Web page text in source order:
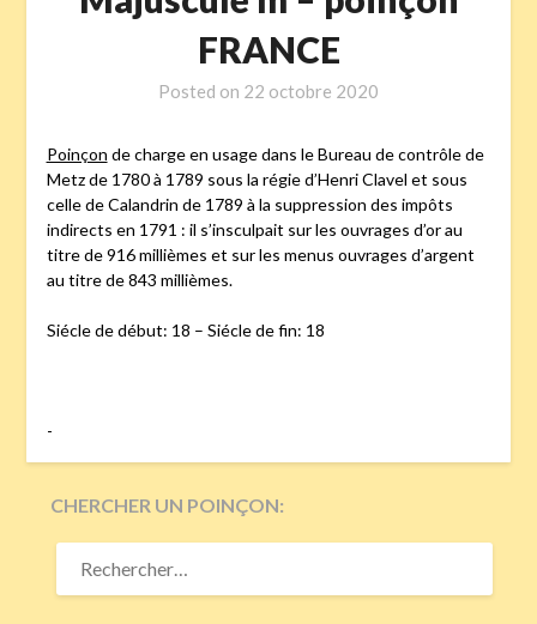
FRANCE
Posted on 22 octobre 2020
Poinçon de charge en usage dans le Bureau de contrôle de
Metz de 1780 à 1789 sous la régie d’Henri Clavel et sous
celle de Calandrin de 1789 à la suppression des impôts
indirects en 1791 : il s’insculpait sur les ouvrages d’or au
titre de 916 millièmes et sur les menus ouvrages d’argent
au titre de 843 millièmes.
Siécle de début: 18 – Siécle de fin: 18
-
CHERCHER UN POINÇON:
RECHERCHER :